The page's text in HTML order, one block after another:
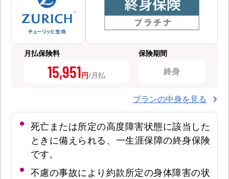
月払保険料
15,951円
保険期間
終身
プランの中身を見る
死亡または所定の高度障害状態に該当した
ときに備えられる、一生涯保障の終身保険
です。
不慮の事故により約款所定の身体障害の状